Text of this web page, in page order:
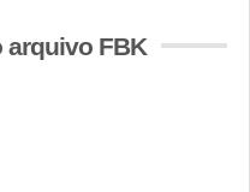
arquivo FBK